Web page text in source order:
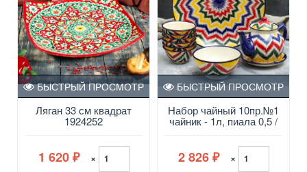
Ляган 33 см квадрат
1924252
БЫСТРЫЙ ПРОСМОТР
1 620 ₽ ×
Набор чайный 10пр.№1
чайник - 1л, пиала 0,5 /
БЫСТРЫЙ ПРОСМОТР
2 826 ₽ ×